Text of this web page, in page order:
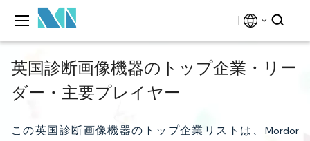
英国診断画像機器のトップ企業・リー
ダー・主要プレイヤー
この英国診断画像機器のトップ企業リストは、Mordor